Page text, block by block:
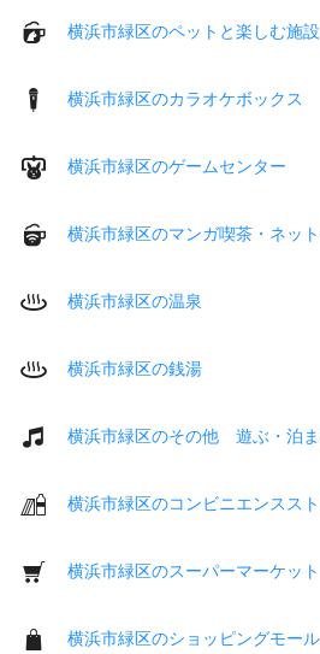
横浜市緑区のペットと楽しむ施設
横浜市緑区のカラオケボックス
横浜市緑区のゲームセンター
横浜市緑区のマンガ喫茶・ネッ
横浜市緑区の温泉
横浜市緑区の銭湯
横浜市緑区のその他 遊ぶ・泊
横浜市緑区のコンビニエンスス
横浜市緑区のスーパーマーケット
横浜市緑区のショッピングモール